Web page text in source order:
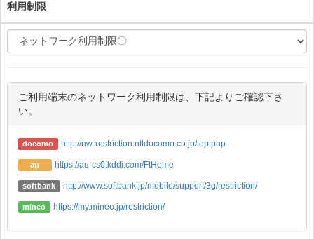
利用制限
ご利用端末のネットワーク利用制限は、下記よりご確認下さ
い。
docomo http://nw-restriction.nttdocomo.co.jp/top.php
au https://au-cs0.kddi.com/FtHome
softbank http://www.softbank.jp/mobile/support/3g/restriction/
mineo https://my.mineo.jp/restriction/